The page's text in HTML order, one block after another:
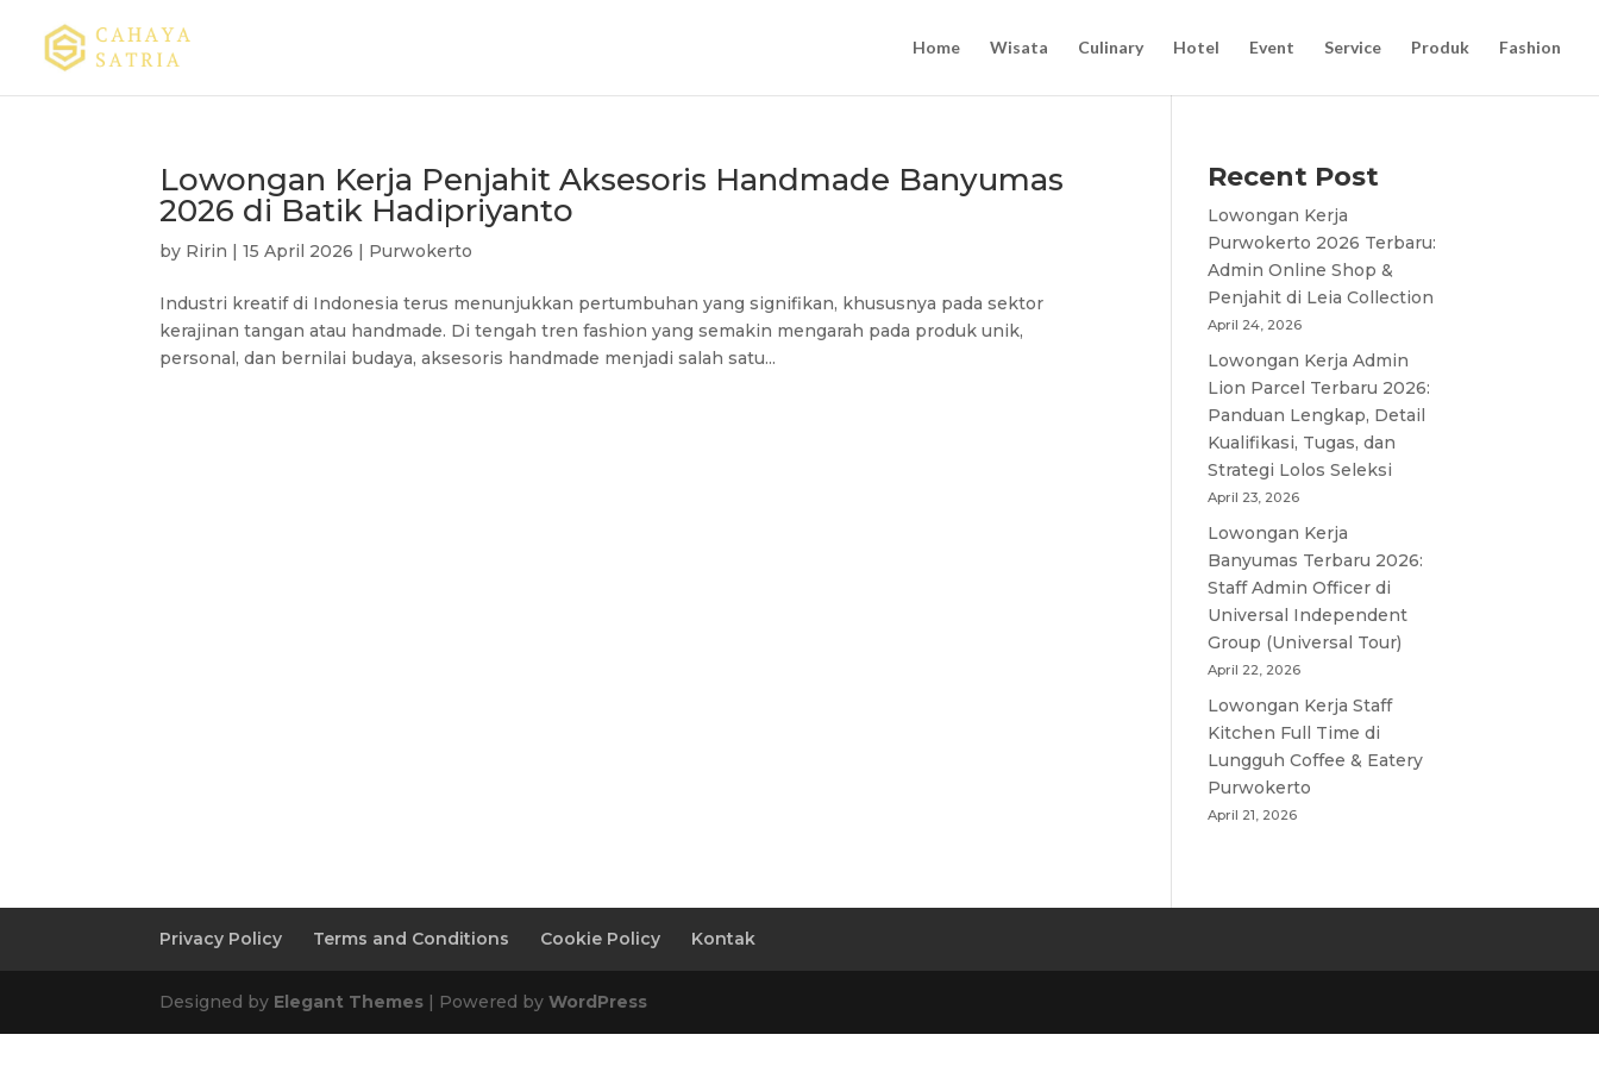
Home Wisata Culinary Hotel Event Service Produk Fashion
Lowongan Kerja Penjahit Aksesoris Handmade Banyumas
2026 di Batik Hadipriyanto
by Ririn |15 April 2026 | Purwokerto
Industri kreatif di Indonesia terus menunjukkan pertumbuhan yang signifikan, khususnya pada sektor
kerajinan tangan atau handmade. Di tengah tren fashion yang semakin mengarah pada produk unik,
personal, dan bernilai budaya, aksesoris handmade menjadi salah satu...
Recent Post
Lowongan Kerja
Purwokerto 2026 Terbaru:
Admin Online Shop &
Penjahit di Leia Collection
April 24, 2026
Lowongan Kerja Admin
Lion Parcel Terbaru 2026:
Panduan Lengkap, Detail
Kualifikasi, Tugas, dan
Strategi Lolos Seleksi
April 23, 2026
Lowongan Kerja
Banyumas Terbaru 2026:
Staff Admin Officer di
Universal Independent
Group (Universal Tour)
April 22, 2026
Lowongan Kerja Staff
Kitchen Full Time di
Lungguh Coffee & Eatery
Purwokerto
April 21, 2026
Privacy Policy Terms and Conditions Cookie Policy Kontak
Designed by Elegant Themes | Powered byWordPress